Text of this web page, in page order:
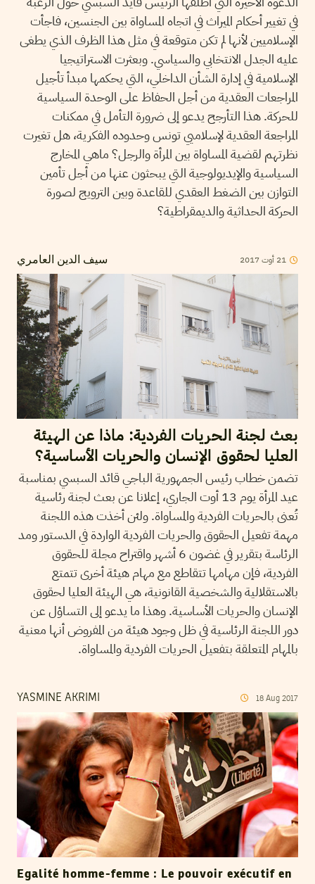
في تغيير أحكام الميراث في اتجاه المساواة بين الجنسين، فاجأت
الإسلاميين لأنها لم تكن متوقعة في مثل هذا الظرف الذي يطغى
عليه الجدل الانتخابي والسياسي. وبعثرت الاستراتيجيا
الإسلامية في إدارة الشأن الداخلي، التي يحكمها مبدأ تأجيل
المراجعات العقدية من أجل الحفاظ على الوحدة السياسية
للحركة. هذا التأرجح يدعو إلى ضرورة التأمل في ممكنات
المراجعة العقدية لإسلاميي تونس وحدوده الفكرية، هل تغيرت
نظرتهم لقضية المساواة بين المرأة والرجل؟ ماهي المخارج
السياسية والإيديولوجية التي يبحثون عنها من أجل تأمين
التوازن بين الضغط العقدي للقاعدة وبين الترويج لصورة
الحركة الحداثية والديمقراطية؟
سيف الدين العامري 21 أوت2017
بعث لجنة الحريات الفردية: ماذا عن الهيئة
العليا لحقوق الإنسان والحريات الأساسية؟
تضمن خطاب رئيس الجمهورية الباجي قائد السبسي بمناسبة
عيد المرأة يوم 13 أوت الجاري، إعلانا عن بعث لجنة رئاسية
تُعنى بالحريات الفردية والمساواة. ولئن أخذت هذه اللجنة
مهمة تفعيل الحقوق والحريات الفردية الواردة في الدستور ومد
الرئاسة بتقرير في غضون 6 أشهر واقتراح مجلة للحقوق
الفردية، فإن مهامها تتقاطع مع مهام هيئة أخرى تتمتع
بالاستقلالية والشخصية القانونية، هي الهيئة العليا لحقوق
الإنسان والحريات الأساسية. وهذا ما يدعو إلى التساؤل عن
دور اللجنة الرئاسية في ظل وجود هيئة من المفروض أنها معنية
بالمهام المتعلقة بتفعيل الحريات الفردية والمساواة.
YASMINE AKRIMI 18 Aug 2017
Egalité homme-femme : Le pouvoir exécutif en